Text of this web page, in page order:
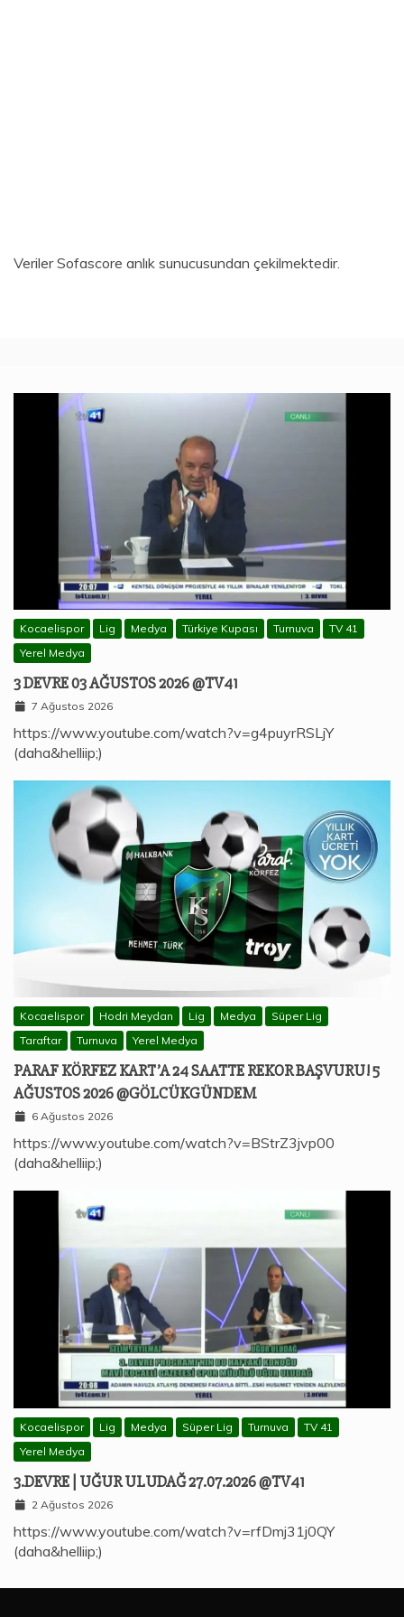
VerilerSofascore anlık sunucusundan çekilmektedir.
Kocaelispor Lig Medya Türkiye Kupası Turnuva
TV 41
Yerel Medya
3 DEVRE 03 AĞUSTOS 2026 @TV41
7 Ağustos 2026
https://www.youtube.com/watch?v=g4puyrRSLjY
(daha&helliip;)
Kocaelispor Hodri Meydan Lig Medya
Süper Lig
Taraftar
Turnuva Yerel Medya
PARAF KÖRFEZ KART’A 24 SAATTE REKOR BAŞVURU! 5
AĞUSTOS 2026 @GÖLCÜKGÜNDEM
6 Ağustos 2026
https://www.youtube.com/watch?v=BStrZ3jvp00
(daha&helliip;)
Kocaelispor Lig Medya Süper Lig Turnuva
TV 41
Yerel Medya
3.DEVRE | UĞUR ULUDAĞ 27.07.2026 @TV41
2 Ağustos 2026
https://www.youtube.com/watch?v=rfDmj31j0QY
(daha&helliip;)